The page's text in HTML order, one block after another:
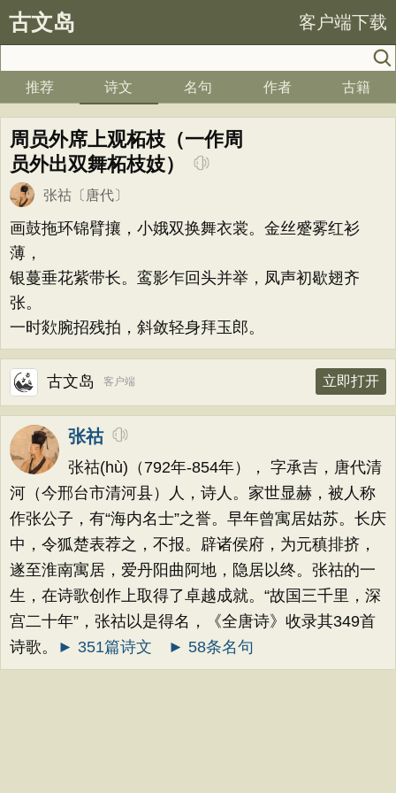
古文岛 客户端下载
推荐 诗文 名句 作者 古籍
周员外席上观柘枝（一作周
员外出双舞柘枝妓）
张祜 〔唐代〕
画鼓拖环锦臂攘，小娥双换舞衣裳。金丝蹙雾红衫
薄，
银蔓垂花紫带长。鸾影乍回头并举，凤声初歇翅齐
张。
一时欻腕招残拍，斜敛轻身拜玉郎。
古文岛 客户端 立即打开
张祜
张祜(hù)（792年-854年）， 字承吉，唐代清
河（今邢台市清河县）人，诗人。家世显赫，被人称
作张公子，有“海内名士”之誉。早年曾寓居姑苏。长庆
中，令狐楚表荐之，不报。辟诸侯府，为元稹排挤，
遂至淮南寓居，爱丹阳曲阿地，隐居以终。张祜的一
生，在诗歌创作上取得了卓越成就。“故国三千里，深
宫二十年”，张祜以是得名，《全唐诗》收录其349首
诗歌。
► 351篇诗文 ► 58条名句